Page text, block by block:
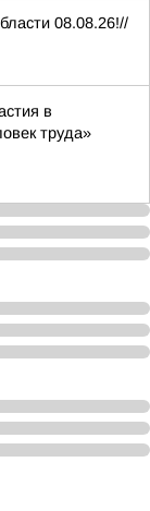
08.08.26!//
в
труда»